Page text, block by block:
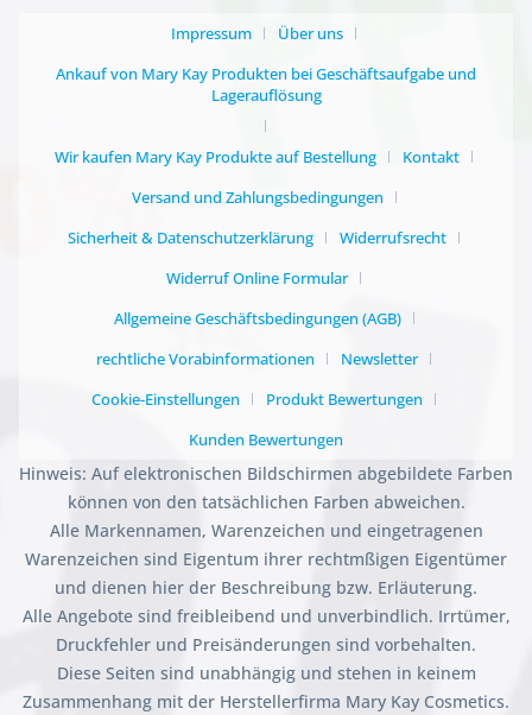
Impressum
Über uns
Ankauf von Mary Kay Produkten bei Geschäftsaufgabe und
Lagerauflösung
Wir kaufen Mary Kay Produkte auf Bestellung
Kontakt
Versand und Zahlungsbedingungen
Sicherheit & Datenschutzerklärung
Widerrufsrecht
Widerruf Online Formular
Allgemeine Geschäftsbedingungen (AGB)
rechtliche Vorabinformationen
Newsletter
Cookie-Einstellungen
Produkt Bewertungen
Kunden Bewertungen
Hinweis: Auf elektronischen Bildschirmen abgebildete Farben
können von den tatsächlichen Farben abweichen.
Alle Markennamen, Warenzeichen und eingetragenen
Warenzeichen sind Eigentum ihrer rechtmßigen Eigentümer
und dienen hier der Beschreibung bzw. Erläuterung.
Alle Angebote sind freibleibend und unverbindlich. Irrtümer,
Druckfehler und Preisänderungen sind vorbehalten.
Diese Seiten sind unabhängig und stehen in keinem
Zusammenhang mit der Herstellerfirma Mary Kay Cosmetics.